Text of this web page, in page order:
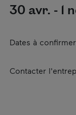
30 avr. - 1
Dates à confirmer
Contacter